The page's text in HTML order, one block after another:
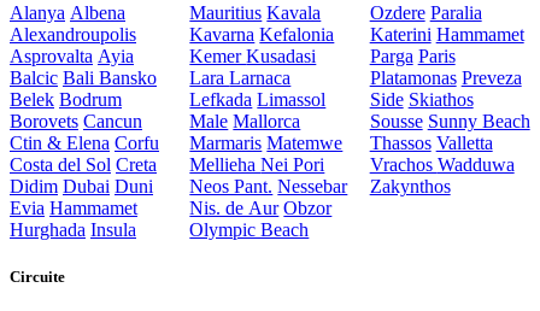
Alanya Albena
Alexandroupolis
Asprovalta Ayia
Balcic Bali Bansko
Belek Bodrum
Borovets Cancun
Ctin & Elena Corfu
Costa del Sol Creta
Didim Dubai Duni
Evia Hammamet
Hurghada Insula
Mauritius Kavala
Kavarna Kefalonia
KemerKusadasi
LaraLarnaca
Lefkada Limassol
Male Mallorca
Marmaris Matemwe
MelliehaNei Pori
Neos Pant. Nessebar
Nis. de Aur Obzor
Olympic Beach
Ozdere Paralia
Katerini Hammamet
Parga Paris
Platamonas Preveza
Side Skiathos
Sousse Sunny Beach
Thassos Valletta
Vrachos Wadduwa
Zakynthos
Circuite